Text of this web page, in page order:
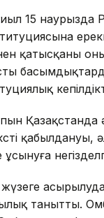
15 наурызда
қатысқаны
Қазақстанда
ұсынуға
танытты.